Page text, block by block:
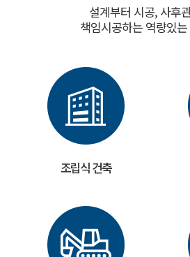
설계부터 시공, 사후
책임시공하는 역량있
조립식 건축